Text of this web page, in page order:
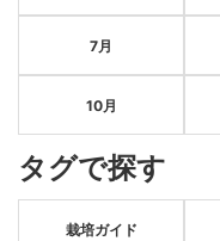
7月
10月
タグで探す
栽培ガイド